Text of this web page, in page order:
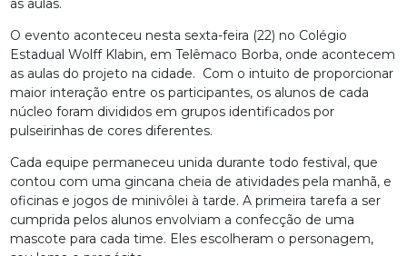
as aulas.
O evento aconteceu nesta sexta-feira (22) no Colégio
Estadual Wolff Klabin, em Telêmaco Borba, onde acontecem
as aulas do projeto na cidade. Com o intuito de proporcionar
maior interação entre os participantes, os alunos de cada
núcleo foram divididos em grupos identificados por
pulseirinhas de cores diferentes.
Cada equipe permaneceu unida durante todo festival, que
contou com uma gincana cheia de atividades pela manhã, e
oficinas e jogos de minivôlei à tarde. A primeira tarefa a ser
cumprida pelos alunos envolviam a confecção de uma
mascote para cada time. Eles escolheram o personagem,